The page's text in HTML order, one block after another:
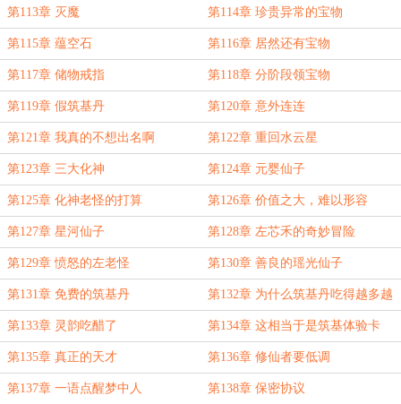
第113章 灭魔 第114章 珍贵异常的宝物
第115章 蕴空石 第116章 居然还有宝物
第117章 储物戒指 第118章 分阶段领宝物
第119章 假筑基丹 第120章 意外连连
第121章 我真的不想出名啊 第122章 重回水云星
第123章 三大化神 第124章 元婴仙子
第125章 化神老怪的打算 第126章 价值之大，难以形容
第127章 星河仙子 第128章 左芯禾的奇妙冒险
第129章 愤怒的左老怪 第130章 善良的瑶光仙子
第131章 免费的筑基丹 第132章 为什么筑基丹吃得越多越
好
第133章 灵韵吃醋了 第134章 这相当于是筑基体验卡
第135章 真正的天才 第136章 修仙者要低调
第137章 一语点醒梦中人 第138章 保密协议